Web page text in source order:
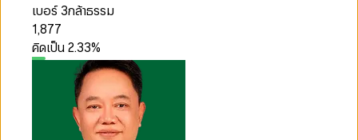
เบอร์ 3กล้าธรรม
1,877
คิดเป็น2.33%